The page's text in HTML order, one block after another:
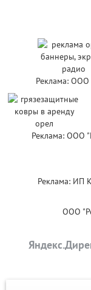
Реклама:
Реклама: ООО
Реклама: ИП
ООО